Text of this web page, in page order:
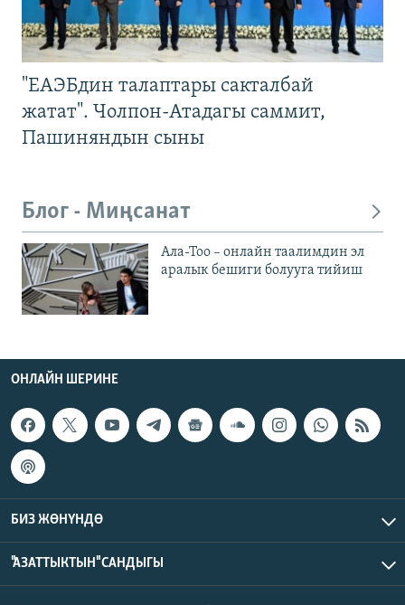
"ЕАЭБдин талаптары сакталбай
жатат". Чолпон-Атадагы саммит,
Пашиняндын сыны
Блог - Миңсанат
Ала-Тоо – онлайн таалимдин эл
аралык бешиги болууга тийиш
ОНЛАЙН ШЕРИНЕ
БИЗ ЖӨНҮНДӨ
"АЗАТТЫКТЫН" САНДЫГЫ